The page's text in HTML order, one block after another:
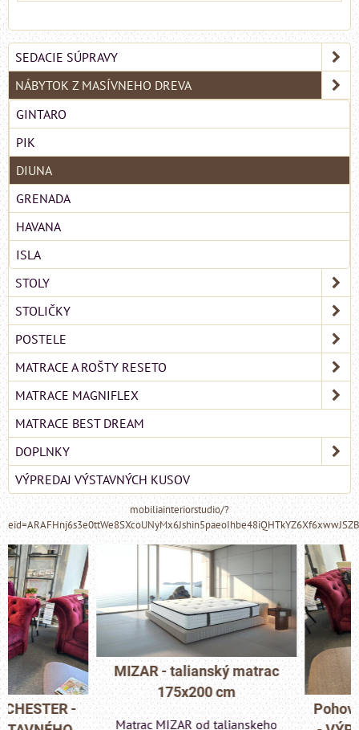
SEDACIE SÚPRAVY
NÁBYTOK Z MASÍVNEHO DREVA
GINTARO
PIK
DIUNA
GRENADA
HAVANA
ISLA
STOLY
STOLIČKY
POSTELE
MATRACE A ROŠTY RESETO
MATRACE MAGNIFLEX
MATRACE BEST DREAM
DOPLNKY
VÝPREDAJ VÝSTAVNÝCH KUSOV
mobiliainteriorstudio/?
MIZAR - talianský matrac
175x200 cm
Matrac MIZAR od talianskeho
Pohovka LONDON